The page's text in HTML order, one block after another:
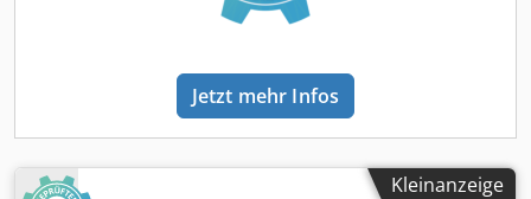
Jetzt mehr Infos
Kleinanzeige